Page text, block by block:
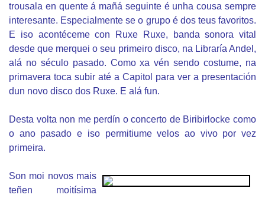
trousala en quente á mañá seguinte é unha cousa sempre
interesante. Especialmente se o grupo é dos teus favoritos.
E iso acontéceme con Ruxe Ruxe, banda sonora vital
desde que merquei o seu primeiro disco, na Libraría Andel,
alá no século pasado. Como xa vén sendo costume, na
primavera toca subir até a Capitol para ver a presentación
dun novo disco dos Ruxe. E alá fun.
Desta volta non me perdín o concerto de Biribirlocke como
o ano pasado e iso permitiume velos ao vivo por vez
primeira.
Son moi novos mais
teñen moitísima